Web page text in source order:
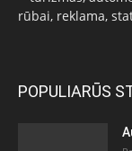
rūbai, reklama,
POPULIARŪS